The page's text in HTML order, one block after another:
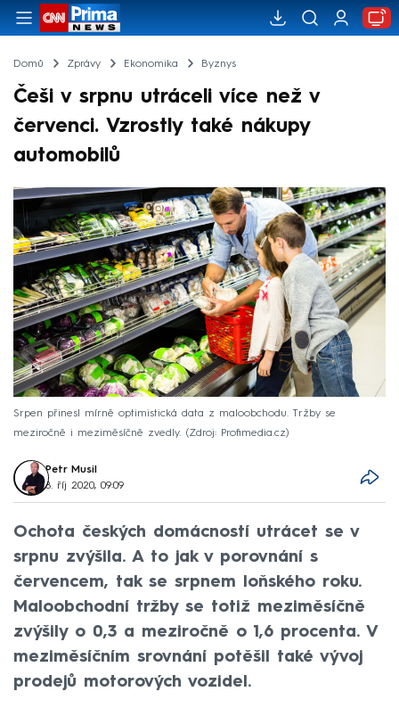
Domů Zprávy Ekonomika Byznys
Češi v srpnu utráceli více než v
červenci. Vzrostly také nákupy
automobilů
Srpen přinesl mírně optimistická data z maloobchodu. Tržby se
meziročně i meziměsíčně zvedly.
Zdroj: Profimedia.cz
Petr Musil
8. říj 2020, 09:09
Ochota českých domácností utrácet se v
srpnu zvýšila. A to jak v porovnání s
červencem, tak se srpnem loňského roku.
Maloobchodní tržby se totiž meziměsíčně
zvýšily o 0,3 a meziročně o 1,6 procenta. V
meziměsíčním srovnání potěšil také vývoj
prodejů motorových vozidel.